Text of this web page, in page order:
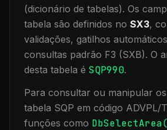
(dicionário de tabelas). Os
tabela são definidos no SX3,
validações, gatilhos
consultas padrão F3 (SXB). O
desta tabela é SQP990.
Para consultar ou manipular
tabela SQP em código ADVPL/
funções como